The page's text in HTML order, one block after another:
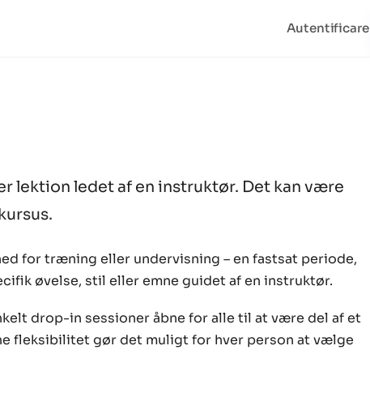
Autentificare
lektion ledet af en instruktør. Det kan være
for træning eller undervisning – en fastsat periode,
øvelse, stil eller emne guidet af en instruktør.
drop-in sessioner åbne for alle til at være del af et
fleksibilitet gør det muligt for hver person at vælge